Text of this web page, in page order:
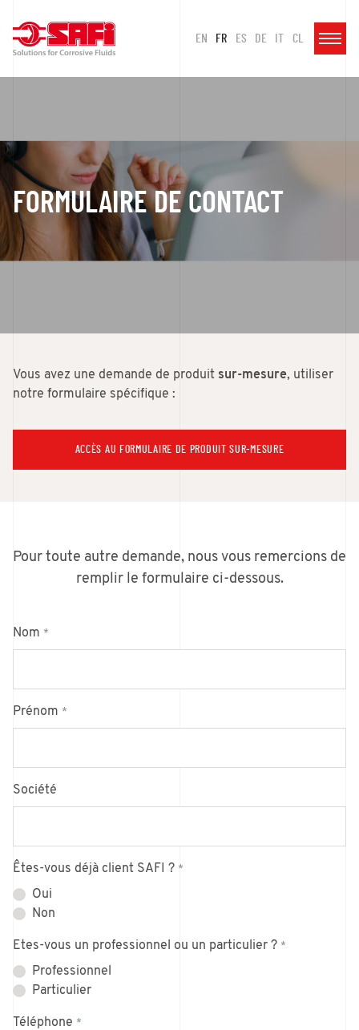
EN FR ES DE IT CL
FORMULAIRE DE CONTACT
Vous avez une demande de produit sur-mesure, utiliser
notre formulaire spécifique :
ACCÈS AU FORMULAIRE DE PRODUIT SUR-MESURE
Pour toute autre demande, nous vous remercions de
remplir le formulaire ci-dessous.
Nom *
Prénom *
Société
Êtes-vous déjà client SAFI ? *
Oui
Non
Etes-vous un professionnel ou un particulier ? *
Professionnel
Particulier
Téléphone *